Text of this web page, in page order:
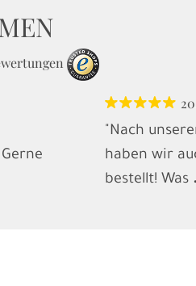
"Nach
haben wir
bestellt! Was